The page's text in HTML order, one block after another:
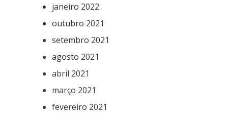
janeiro 2022
outubro 2021
setembro 2021
agosto 2021
abril 2021
março 2021
fevereiro 2021